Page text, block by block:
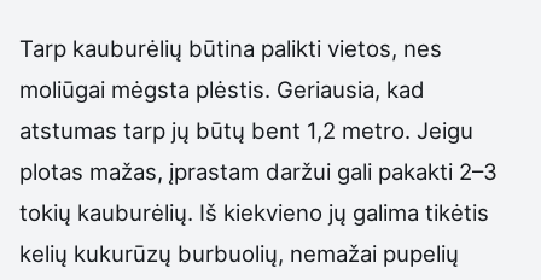
Tarp kauburėlių būtina palikti vietos, nes
moliūgai mėgsta plėstis. Geriausia, kad
atstumas tarp jų būtų bent 1,2 metro. Jeigu
plotas mažas, įprastam daržui gali pakakti 2–3
tokių kauburėlių. Iš kiekvieno jų galima tikėtis
kelių kukurūzų burbuolių, nemažai pupelių